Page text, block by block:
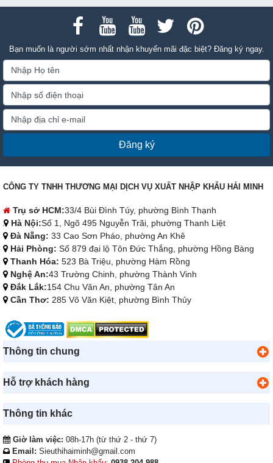
Bạn muốn là người sớm nhất nhận khuyến mãi đặc biệt? Đăng ký ngay.
Đăng ký
CÔNG TY TNHH THƯƠNG MẠI DỊCH VỤ XUẤT NHẬP KHẨU HẢI MINH
Trụ sở HCM:33/4 Bùi Đình Túy, phường Bình Thạnh
Hà Nội:Số 1, Ngõ 495 Nguyễn Trãi, phường Thanh Liệt
Đà Nẵng: 33 Cao Sơn Pháo, phường An Khê
Hải Phòng: Số 879 đại lộ Tôn Đức Thắng, phường Hồng Bàng
Thanh Hóa: 523 Bà Triệu, phường Hàm Rồng
Nghệ An:43 Trường Chinh, phường Thành Vinh
Đắk Lắk:154 Chu Văn An, phường Tân An
Cần Thơ: 285 Võ Văn Kiệt, phường Bình Thủy
Thông tin chung
Hỗ trợ khách hàng
Thông tin khác
Giờ làm việc: 08h-17h (từ thứ 2 - thứ 7)
Email: Sieuthihaiminh@gmail.com